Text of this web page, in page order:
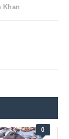
Khan
0